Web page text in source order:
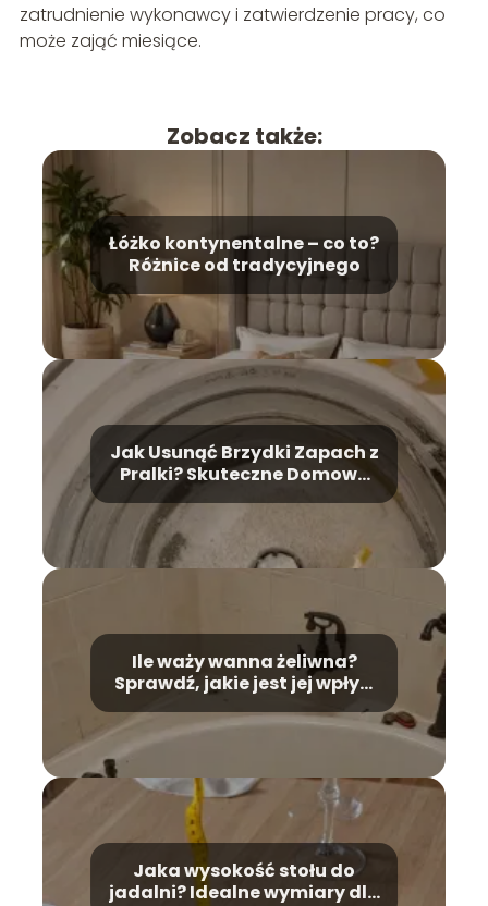
zatrudnienie wykonawcy i zatwierdzenie pracy, co
może zająć miesiące.
Zobacz także:
Łóżko kontynentalne – co to?
Różnice od tradycyjnego
Jak Usunąć Brzydki Zapach z
Pralki? Skuteczne Domowe
Ile waży wanna żeliwna?
Sprawdź, jakie jest jej wpływ
Jaka wysokość stołu do
jadalni? Idealne wymiary dla